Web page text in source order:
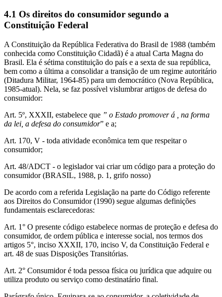
4.1 Os direitos do consumidor segundo a
Constituição Federal
A Constituição da República Federativa do Brasil de 1988 (também
conhecida como Constituição Cidadã) é a atual Carta Magna do
Brasil. Ela é sétima constituição do país e a sexta de sua república,
bem como a última a consolidar a transição de um regime autoritário
(Ditadura Militar, 1964-85) para um democrático (Nova República,
1985-atual). Nela, se faz possível vislumbrar artigos de defesa do
consumidor:
Art. 5º, XXXII, estabelece que ” o Estado promover á , na forma
da lei, a defesa do consumidor” e a;
Art. 170, V - toda atividade econômica tem que respeitar o
consumidor;
Art. 48/ADCT - o legislador vai criar um código para a proteção do
consumidor (BRASIL, 1988, p. 1, grifo nosso)
De acordo com a referida Legislação na parte do Código referente
aos Direitos do Consumidor (1990) segue algumas definições
fundamentais esclarecedoras:
Art. 1° O presente código estabelece normas de proteção e defesa do
consumidor, de ordem pública e interesse social, nos termos dos
artigos 5°, inciso XXXII, 170, inciso V, da Constituição Federal e
art. 48 de suas Disposições Transitórias.
Art. 2° Consumidor é toda pessoa física ou jurídica que adquire ou
utiliza produto ou serviço como destinatário final.